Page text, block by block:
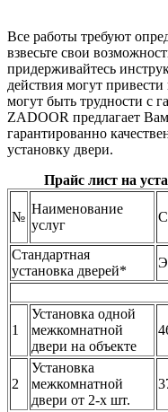
Все работы требуют
взвесьте свои
придерживайтесь
действия могут
могут быть трудности с
ZADOOR предлагает
гарантированно
установку двери.
Прайс лист на
№
Наименование
услуг
Стандартная
установка дверей*
1
Установка одной
межкомнатной
двери на объекте
2
Установка
межкомнатной
двери от 2-х шт.